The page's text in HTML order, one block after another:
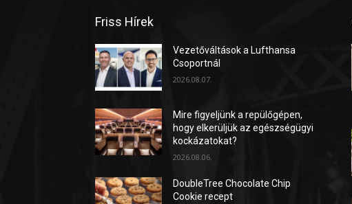
Friss Hírek
Vezetőváltások a Lufthansa
Csoportnál
2026.08.07.
Mire figyeljünk a repülőgépen,
hogy elkerüljük az egészségügyi
kockázatokat?
2026.08.06.
DoubleTree Chocolate Chip
Cookie recept